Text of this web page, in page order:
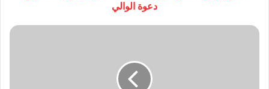
دعوة الوالي